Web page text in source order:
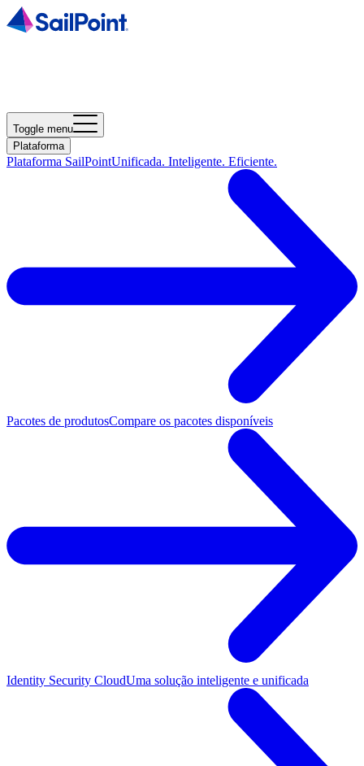
Toggle menu
Plataforma
Plataforma SailPointUnificada. Inteligente. Eficiente.
Pacotes de produtosCompare os pacotes disponíveis
Identity Security CloudUma solução inteligente e unificada